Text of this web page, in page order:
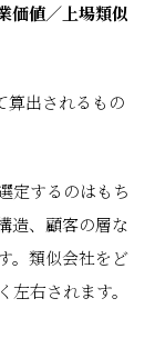
価値／上場類似
算出されるもの
定するのはもち
造、顧客の層な
。類似会社をど
右されます。